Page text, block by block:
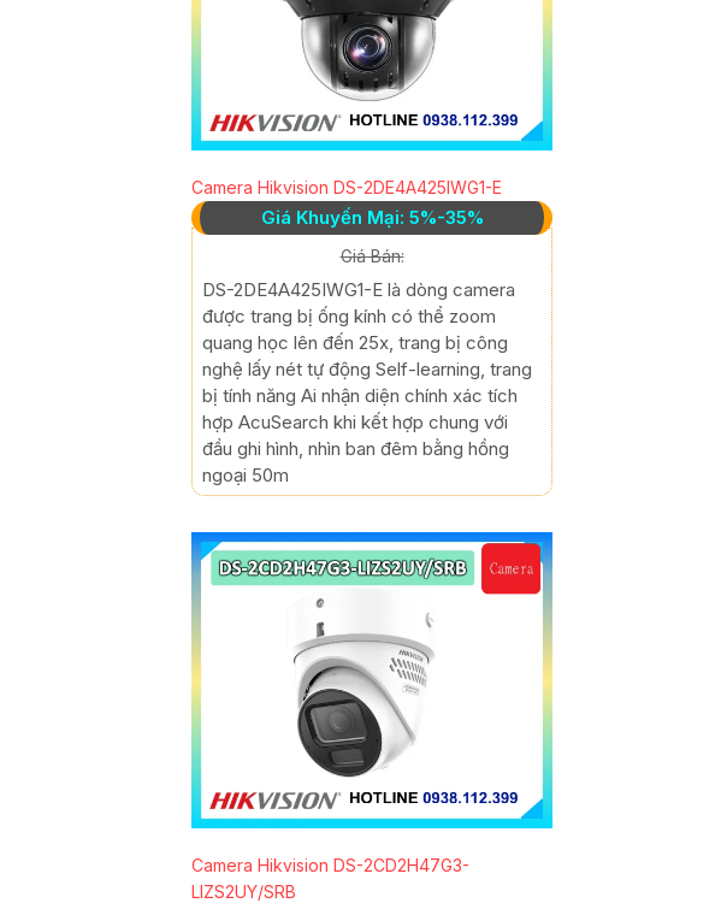
Camera Hikvision DS-2DE4A425IWG1-E
Giá Khuyến Mại: 5%-35%
Giá Bán:
DS-2DE4A425IWG1-E là dòng camera
được trang bị ống kính có thể zoom
quang học lên đến 25x, trang bị công
nghệ lấy nét tự động Self-learning, trang
bị tính năng Ai nhận diện chính xác tích
hợp AcuSearch khi kết hợp chung với
đầu ghi hình, nhìn ban đêm bằng hồng
ngoại 50m
Camera Hikvision DS-2CD2H47G3-
LIZS2UY/SRB